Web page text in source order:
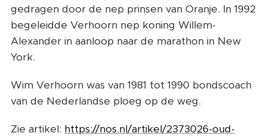
gedragen door de nep prinsen van Oranje. In 1992
begeleidde Verhoorn nep koning Willem-
Alexander in aanloop naar de marathon in New
York.
Wim Verhoorn was van 1981 tot 1990 bondscoach
van de Nederlandse ploeg op de weg.
Zie artikel: https://nos.nl/artikel/2373026-oud-